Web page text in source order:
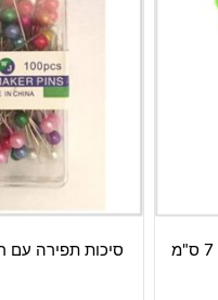
סיכות תפירה עם